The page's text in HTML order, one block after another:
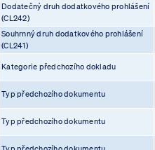
Dodatečný druh dodatkového prohlášení
(CL242)
Souhrnný druh dodatkového prohlášení
(CL241)
Kategorie předchozího dokladu
Typ předchozího dokumentu
Typ předchozího dokumentu